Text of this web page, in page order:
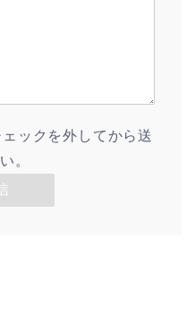
ックを外してから送
。